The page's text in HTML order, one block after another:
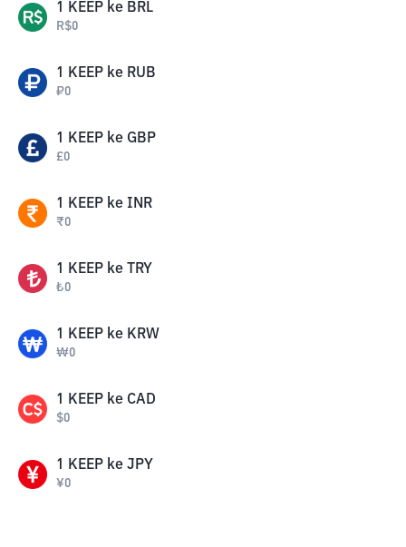
1 KEEP ke BRL
R$0
1 KEEP ke RUB
₽0
1 KEEP ke GBP
£0
1 KEEP ke INR
₹0
1 KEEP ke TRY
₺0
1 KEEP ke KRW
₩0
1 KEEP ke CAD
$0
1 KEEP ke JPY
¥0